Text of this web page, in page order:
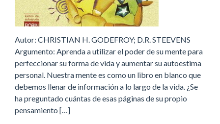
Autor: CHRISTIAN H. GODEFROY; D.R. STEEVENS
Argumento: Aprenda a utilizar el poder de su mente para
perfeccionar su forma de vida y aumentar su autoestima
personal. Nuestra mente es como un libro en blanco que
debemos llenar de información a lo largo de la vida. ¿Se
ha preguntado cuántas de esas páginas de su propio
pensamiento […]